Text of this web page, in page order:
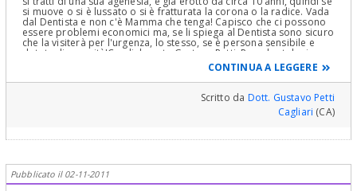
si muove o si è lussato o si è fratturata la corona o la radice. Vada
dal Dentista e non c'è Mamma che tenga! Capisco che ci possono
essere problemi economici ma, se li spiega al Dentista sono sicuro
che la visiterà per l'urgenza, lo stesso, se è persona sensibile e
dotata di umanità!Cordialmente Gustavo Petti, Parodontologia,
Implantologia, Gnatologia e Riabilitazione Orale Completa in Casi
Clinici Complessi ed Ortodonzia e Pedodonzia la figlia Claudia
Petti, in Cagliari
CONTINUA A LEGGERE
Scritto da Dott. Gustavo Petti
Cagliari (CA)
Pubblicato il 02-11-2011